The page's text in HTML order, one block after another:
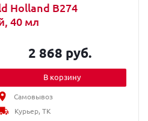
Holland B274
40 мл
2 868 руб.
В корзину
Самовывоз
Курьер, ТК